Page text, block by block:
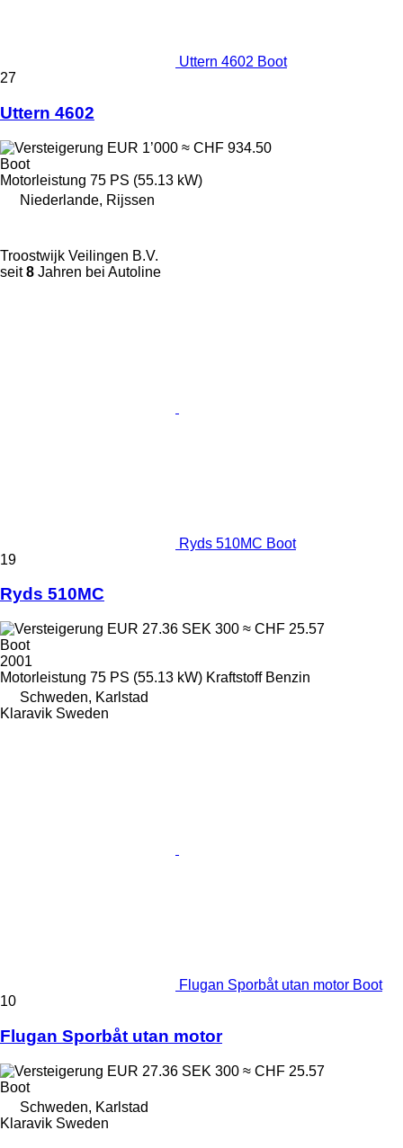
Uttern 4602 Boot
27
Uttern 4602
EUR 1’000 ≈ CHF 934.50
Boot
Motorleistung 75 PS (55.13 kW)
Niederlande, Rijssen
Troostwijk Veilingen B.V.
seit8 Jahren bei Autoline
Ryds 510MC Boot
19
Ryds 510MC
EUR 27.36 SEK 300 ≈ CHF 25.57
Boot
2001
Motorleistung 75 PS (55.13 kW) Kraftstoff Benzin
Schweden, Karlstad
Klaravik Sweden
Flugan Sporbåt utan motor Boot
10
Flugan Sporbåt utan motor
EUR 27.36 SEK 300 ≈ CHF 25.57
Boot
Schweden, Karlstad
Klaravik Sweden